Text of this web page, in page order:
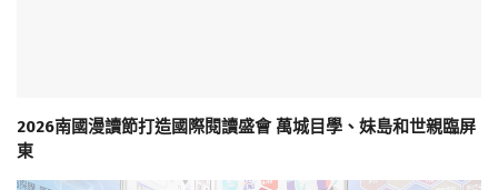
2026南國漫讀節打造國際閱讀盛會 萬城目學、妹島和世親臨屏
東